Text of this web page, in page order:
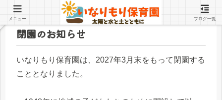
閉園のお知らせ
いなりもり保育園は、2027年3月末をもって閉園する
こととなりました。
メニュー ブログ一覧